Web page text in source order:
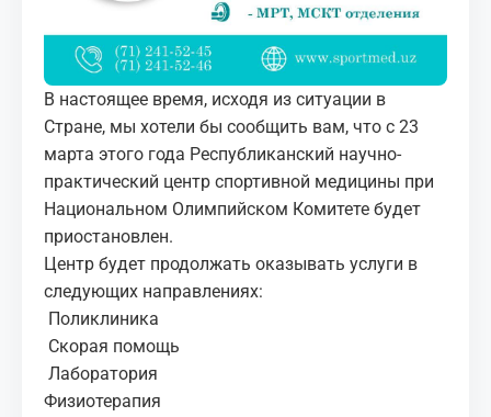
В настоящее время, исходя из ситуации в
Стране, мы хотели бы сообщить вам, что с 23
марта этого года Республиканский научно-
практический центр спортивной медицины при
Национальном Олимпийском Комитете будет
приостановлен.
Центр будет продолжать оказывать услуги в
следующих направлениях:
Поликлиника
Скорая помощь
Лаборатория
Физиотерапия